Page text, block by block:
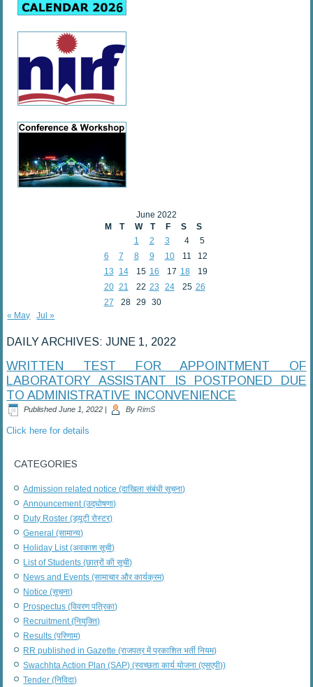
June 2022
M
T W T F S
S
1
2 3 4
5
6
7 8 9 10 11
12
13
14 15 16 17 18
19
20 21 22 23 24 25 26
27
28 29
30
« May
Jul »
DAILY ARCHIVES:JUNE 1, 2022
WRITTEN TEST FOR APPOINTMENT OF
LABORATORY ASSISTANT IS POSTPONED DUE
TO ADMINISTRATIVE INCONVENIENCE
Published June 1, 2022 | By RimS
Click here for details
CATEGORIES
Admission related notice (दाखिला संबंधी सूचना)
Announcement (उद्घोषणा)
Duty Roster (ड्यूटी रोस्टर)
General (सामान्य)
Holiday List (अवकाश सूची)
List of Students (छात्रों की सूची)
News and Events (सामाचार और कार्यक्रम)
Notice (सूचना)
Prospectus (विवरण पत्रिका)
Recruitment (नियुक्ति)
Results (परिणाम)
RR published in Gazette (राजपत्र में प्रकाशित भर्ती नियम)
Swachhta Action Plan (SAP) (स्वच्छता कार्य योजना (एसएपी))
Tender (निविदा)